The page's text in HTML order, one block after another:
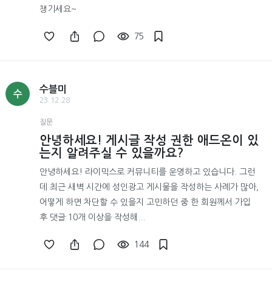
챙기세요~
75
수
수블미
23.12.28
질문
안녕하세요! 게시글 작성 권한 애드온이 있
는지 알려주실 수 있을까요?
안녕하세요! 라이믹스로 커뮤니티를 운영하고 있습니다. 그런
데 최근 새벽 시간에 성인광고 게시물을 작성하는 사례가 많아,
어떻게 하면 차단할 수 있을지 고민하던 중 한 회원께서 가입
후 댓글 10개 이상을 작성해...
144